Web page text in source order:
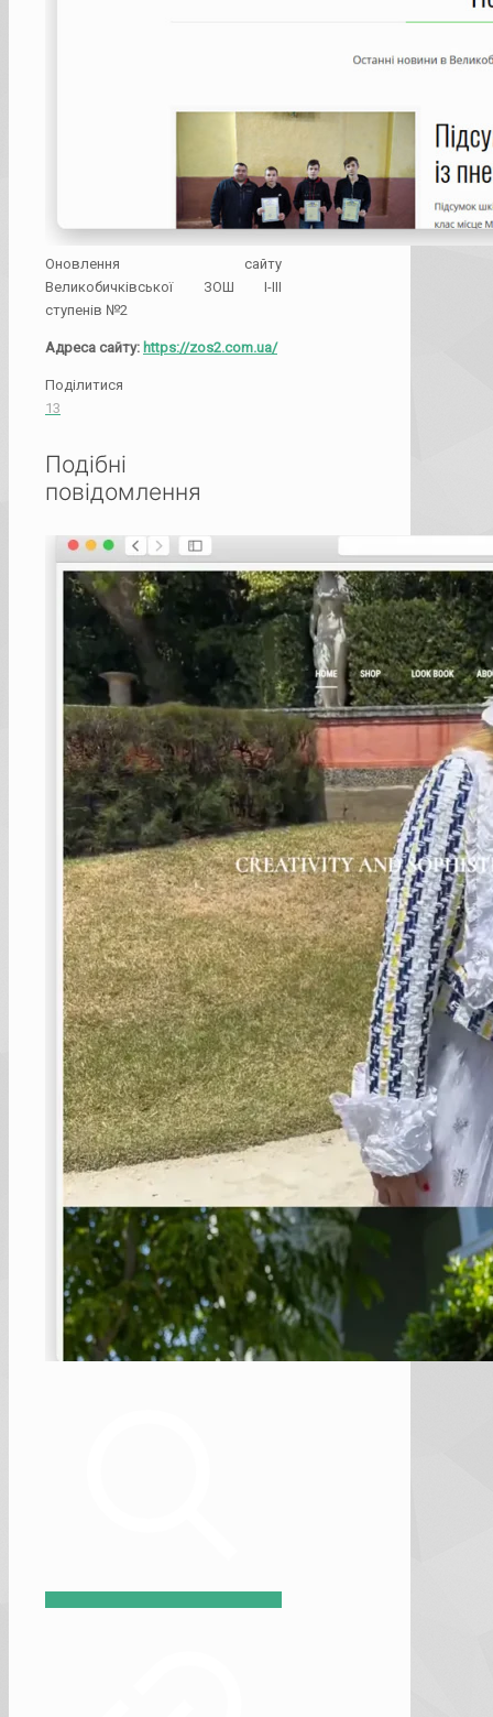
Оновлення сайту
Великобичківської ЗОШ І-ІІІ
ступенів №2
Адреса сайту: https://zos2.com.ua/
Поділитися
13
Подібні
повідомлення